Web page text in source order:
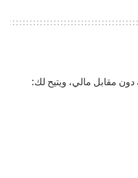
مقابل مالي، ويتيح لك: